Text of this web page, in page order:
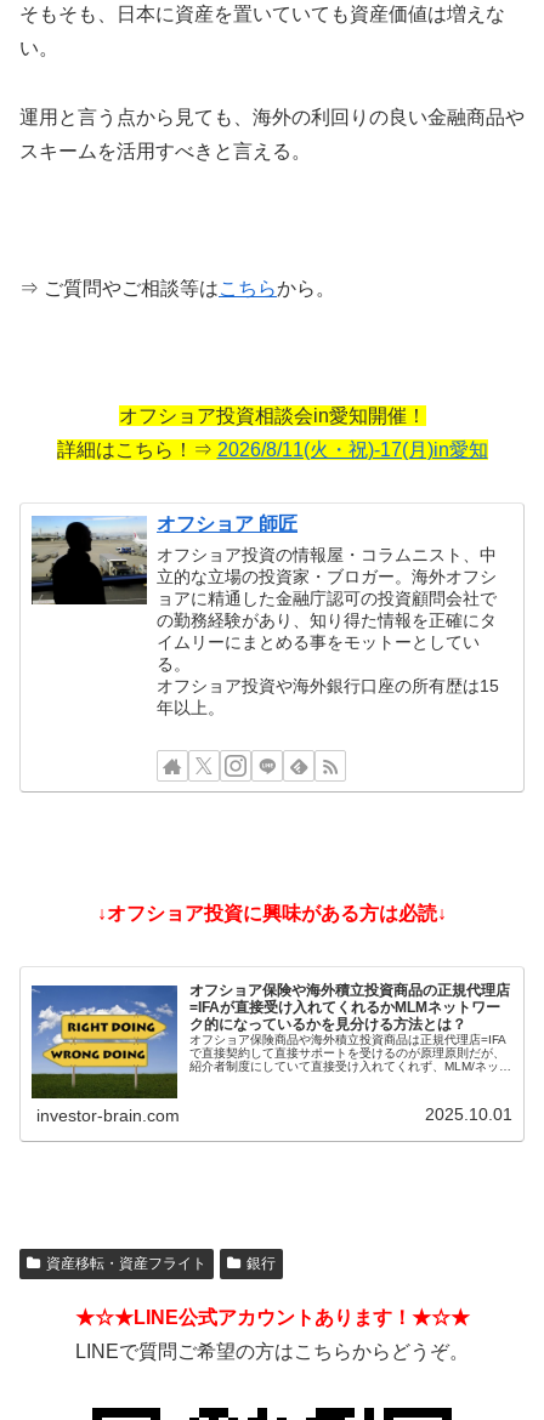
そもそも、日本に資産を置いていても資産価値は増えな
い。
運用と言う点から見ても、海外の利回りの良い金融商品や
スキームを活用すべきと言える。
⇒ ご質問やご相談等はこちらから。
オフショア投資相談会in愛知開催！
詳細はこちら！⇒ 2026/8/11(火・祝)-17(月)in愛知
オフショア 師匠
オフショア投資の情報屋・コラムニスト、中
立的な立場の投資家・ブロガー。海外オフシ
ョアに精通した金融庁認可の投資顧問会社で
の勤務経験があり、知り得た情報を正確にタ
イムリーにまとめる事をモットーとしてい
る。
オフショア投資や海外銀行口座の所有歴は15
年以上。
↓オフショア投資に興味がある方は必読↓
オフショア保険や海外積立投資商品の正規代理店
=IFAが直接受け入れてくれるかMLMネットワー
ク的になっているかを見分ける方法とは？
オフショア保険商品や海外積立投資商品は正規代理店=IFA
で直接契約して直接サポートを受けるのが原理原則だが、
紹介者制度にしていて直接受け入れてくれず、MLM/ネット
investor-brain.com 2025.10.01
資産移転・資産フライト 銀行
★☆★LINE公式アカウントあります！★☆★
LINEで質問ご希望の方はこちらからどうぞ。